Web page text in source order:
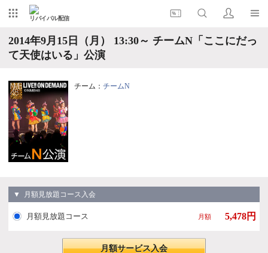
リバイバル配信
2014年9月15日（月） 13:30～ チームN「ここにだっ
て天使はいる」公演
チーム： チームN
▼ 月額見放題コース入会
月額見放題コース 月額 5,478円
月額サービス入会